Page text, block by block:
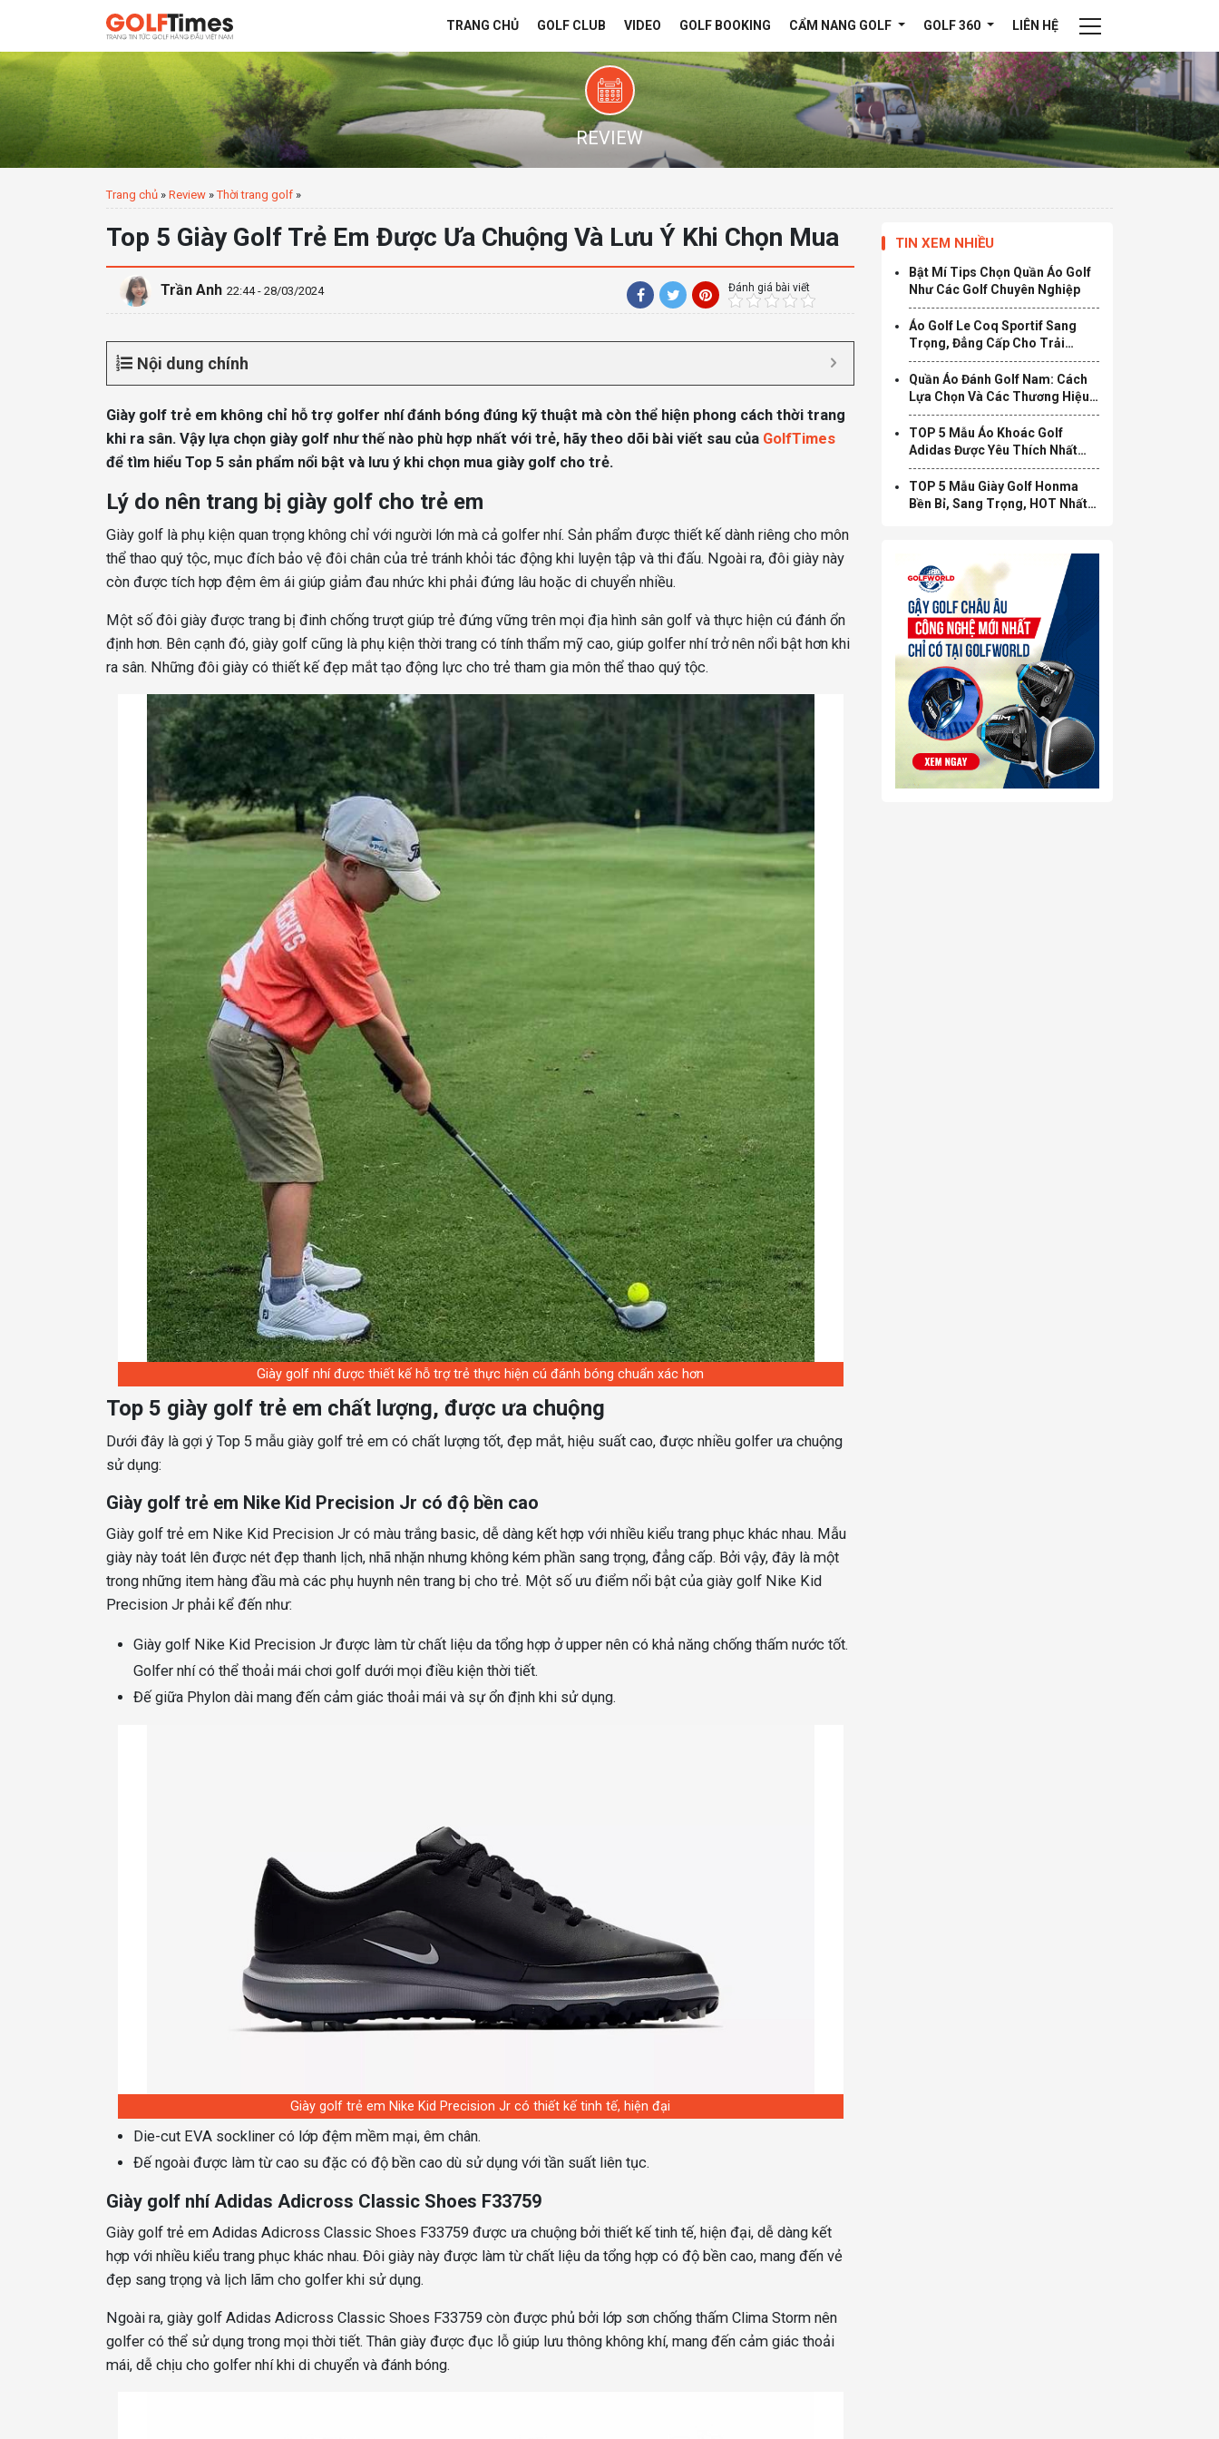
TRANG CHỦ GOLF CLUB VIDEO GOLF BOOKING CẨM NANG GOLF GOLF 360 LIÊN HỆ
REVIEW
Trang chủ » Review »Thời trang golf »
Top 5 Giày Golf Trẻ Em Được Ưa Chuộng Và Lưu Ý Khi Chọn Mua
Trần Anh 22:44 - 28/03/2024 Đánh giá bài viết
Nội dung chính
Giày golf trẻ em không chỉ hỗ trợ golfer nhí đánh bóng đúng kỹ thuật mà còn thể hiện phong cách thời trang
khi ra sân. Vậy lựa chọn giày golf như thế nào phù hợp nhất với trẻ, hãy theo dõi bài viết sau của GolfTimes
để tìm hiểu Top 5 sản phẩm nổi bật và lưu ý khi chọn mua giày golf cho trẻ.
Lý do nên trang bị giày golf cho trẻ em
Giày golf là phụ kiện quan trọng không chỉ với người lớn mà cả golfer nhí. Sản phẩm được thiết kế dành riêng cho môn
thể thao quý tộc, mục đích bảo vệ đôi chân của trẻ tránh khỏi tác động khi luyện tập và thi đấu. Ngoài ra, đôi giày này
còn được tích hợp đệm êm ái giúp giảm đau nhức khi phải đứng lâu hoặc di chuyển nhiều.
Một số đôi giày được trang bị đinh chống trượt giúp trẻ đứng vững trên mọi địa hình sân golf và thực hiện cú đánh ổn
định hơn. Bên cạnh đó, giày golf cũng là phụ kiện thời trang có tính thẩm mỹ cao, giúp golfer nhí trở nên nổi bật hơn khi
ra sân. Những đôi giày có thiết kế đẹp mắt tạo động lực cho trẻ tham gia môn thể thao quý tộc.
Giày golf nhí được thiết kế hỗ trợ trẻ thực hiện cú đánh bóng chuẩn xác hơn
Top 5 giày golf trẻ em chất lượng, được ưa chuộng
Dưới đây là gợi ý Top 5 mẫu giày golf trẻ em có chất lượng tốt, đẹp mắt, hiệu suất cao, được nhiều golfer ưa chuộng
sử dụng:
Giày golf trẻ em Nike Kid Precision Jr có độ bền cao
Giày golf trẻ em Nike Kid Precision Jr có màu trắng basic, dễ dàng kết hợp với nhiều kiểu trang phục khác nhau. Mẫu
giày này toát lên được nét đẹp thanh lịch, nhã nhặn nhưng không kém phần sang trọng, đẳng cấp. Bởi vậy, đây là một
trong những item hàng đầu mà các phụ huynh nên trang bị cho trẻ. Một số ưu điểm nổi bật của giày golf Nike Kid
Precision Jr phải kể đến như:
Giày golf Nike Kid Precision Jr được làm từ chất liệu da tổng hợp ở upper nên có khả năng chống thấm nước tốt.
Golfer nhí có thể thoải mái chơi golf dưới mọi điều kiện thời tiết.
Đế giữa Phylon dài mang đến cảm giác thoải mái và sự ổn định khi sử dụng.
Giày golf trẻ em Nike Kid Precision Jr có thiết kế tinh tế, hiện đại
Die-cut EVA sockliner có lớp đệm mềm mại, êm chân.
Đế ngoài được làm từ cao su đặc có độ bền cao dù sử dụng với tần suất liên tục.
Giày golf nhí Adidas Adicross Classic Shoes F33759
Giày golf trẻ em Adidas Adicross Classic Shoes F33759 được ưa chuộng bởi thiết kế tinh tế, hiện đại, dễ dàng kết
hợp với nhiều kiểu trang phục khác nhau. Đôi giày này được làm từ chất liệu da tổng hợp có độ bền cao, mang đến vẻ
đẹp sang trọng và lịch lãm cho golfer khi sử dụng.
Ngoài ra, giày golf Adidas Adicross Classic Shoes F33759 còn được phủ bởi lớp sơn chống thấm Clima Storm nên
golfer có thể sử dụng trong mọi thời tiết. Thân giày được đục lỗ giúp lưu thông không khí, mang đến cảm giác thoải
mái, dễ chịu cho golfer nhí khi di chuyển và đánh bóng.
TIN XEM NHIỀU
Bật Mí Tips Chọn Quần Áo Golf
Như Các Golf Chuyên Nghiệp
Áo Golf Le Coq Sportif Sang
Trọng, Đẳng Cấp Cho Trải
Nghiệm Thú Vị
Quần Áo Đánh Golf Nam: Cách
Lựa Chọn Và Các Thương Hiệu
Nổi Tiếng
TOP 5 Mẫu Áo Khoác Golf
Adidas Được Yêu Thích Nhất
2025
TOP 5 Mẫu Giày Golf Honma
Bền Bỉ, Sang Trọng, HOT Nhất